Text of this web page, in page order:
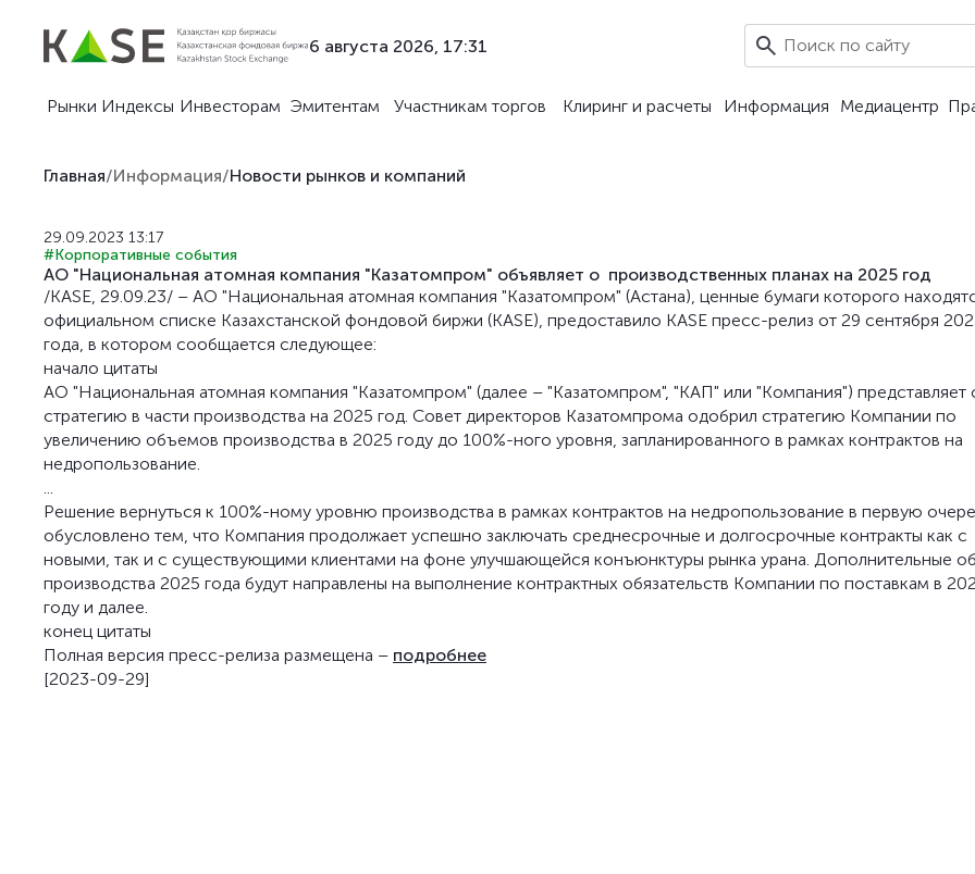
6 августа 2026, 17:31
Рынки Индексы Инвесторам Эмитентам Участникам торгов Клиринг и расчеты Информация Медиацентр
Главная/Информация/Новости рынков и компаний
29.09.2023 13:17
#Корпоративные события
АО "Национальная атомная компания "Казатомпром" объявляет о производственных планах на 2025 год
/KASE, 29.09.23/ – АО "Национальная атомная компания "Казатомпром" (Астана), ценные бумаги которого
официальном списке Казахстанской фондовой биржи (KASE), предоставило KASE пресс-релиз от 29 сентября
года, в котором сообщается следующее:
начало цитаты
АО "Национальная атомная компания "Казатомпром" (далее – "Казатомпром", "КАП" или "Компания") представляет
стратегию в части производства на 2025 год. Совет директоров Казатомпрома одобрил стратегию Компании по
увеличению объемов производства в 2025 году до 100%-ного уровня, запланированного в рамках контрактов на
недропользование.
...
Решение вернуться к 100%-ному уровню производства в рамках контрактов на недропользование в первую
обусловлено тем, что Компания продолжает успешно заключать среднесрочные и долгосрочные контракты как с
новыми, так и с существующими клиентами на фоне улучшающейся конъюнктуры рынка урана. Дополнительные
производства 2025 года будут направлены на выполнение контрактных обязательств Компании по поставкам в
году и далее.
конец цитаты
Полная версия пресс-релиза размещена – подробнее
[2023-09-29]